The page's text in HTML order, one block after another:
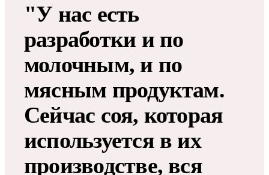
"У нас есть
разработки и по
молочным, и по
мясным продуктам.
Сейчас соя, которая
используется в их
производстве, вся